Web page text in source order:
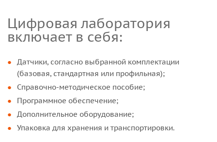
Цифровая лаборатория
включает в себя:
Датчики, согласно выбранной комплектации
(базовая, стандартная или профильная);
Справочно-методическое пособие;
Программное обеспечение;
Дополнительное оборудование;
Упаковка для хранения и транспортировки.